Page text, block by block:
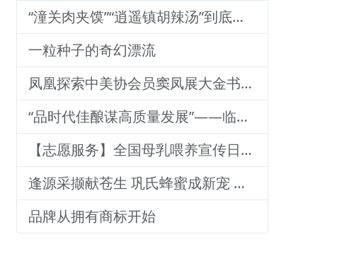
“潼关肉夹馍”“逍遥镇胡辣汤”到底还能不能用？官方回
一粒种子的奇幻漂流
凤凰探索中美协会员窦凤展大金书画集绘就艺术传奇
“品时代佳酿谋高质量发展”——临沂老区高质量发展论坛暨贵州茅台酒（精品）主题活动圆满落幕
【志愿服务】全国母乳喂养宣传日：山东医专附属医院志愿者深入社区宣传母乳喂养健康知识
逢源采撷献苍生 巩氏蜂蜜成新宠 和善润物品牌就 养怡之福在沂蒙
品牌从拥有商标开始